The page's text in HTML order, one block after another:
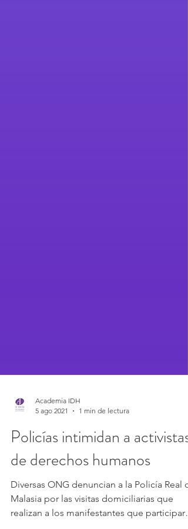
5 ago 2021
1 min de lectura
Policías intimidan a activistas
de derechos humanos
Diversas ONG denuncian a la Policía Real
Malasia por las visitas domiciliarias que